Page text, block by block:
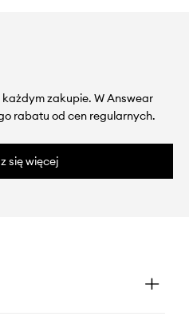
zakupie. W Answear
rabatu od cen regularnych.
się więcej